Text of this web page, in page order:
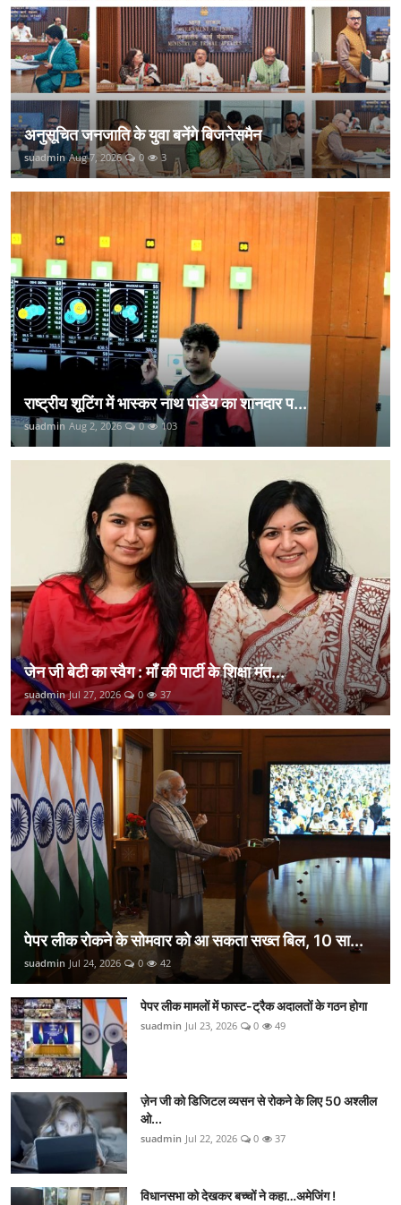
अनुसूचित जनजाति के युवा बनेंगे बिजनेसमैन
suadmin Aug 7, 2026 0 3
राष्ट्रीय शूटिंग में भास्कर नाथ पांडेय का शानदार प...
suadmin Aug 2, 2026 0 103
जेन जी बेटी का स्वैग : माँ की पार्टी के शिक्षा मंत...
suadmin Jul 27, 2026 0 37
पेपर लीक रोकने के सोमवार को आ सकता सख्त बिल, 10 सा...
suadmin Jul 24, 2026 0 42
पेपर लीक मामलों में फास्ट-ट्रैक अदालतों के गठन होगा
suadmin Jul 23, 2026 0 49
ज़ेन जी को डिजिटल व्यसन से रोकने के लिए 50 अश्लील
ओ...
suadmin Jul 22, 2026 0 37
विधानसभा को देखकर बच्चों ने कहा…अमेजिंग !